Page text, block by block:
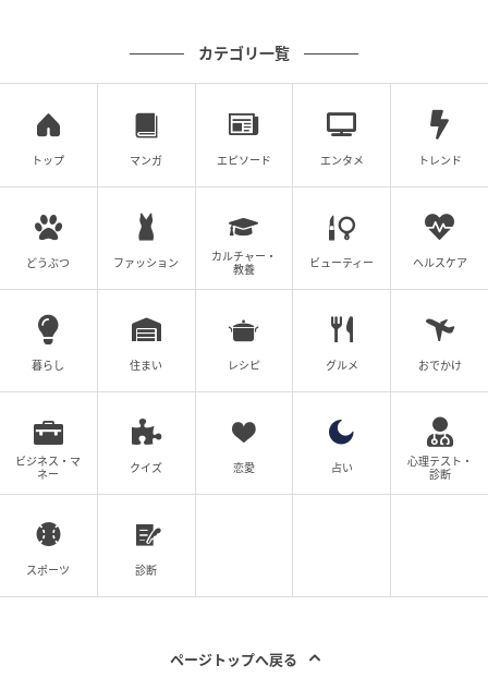
ウーマンエキサイト
ウーマンエキサイト
もはや連絡係に囚われすぎて、頭がカチカチになって
いるようです。
カテゴリ一覧
トップ マンガ エピソード エンタメ トレンド
どうぶつ ファッション
カルチャー・
教養
ビューティー ヘルスケア
暮らし 住まい レシピ グルメ おでかけ
ビジネス・マ
ネー
クイズ 恋愛 占い
心理テスト・
診断
スポーツ 診断
ページトップへ戻る